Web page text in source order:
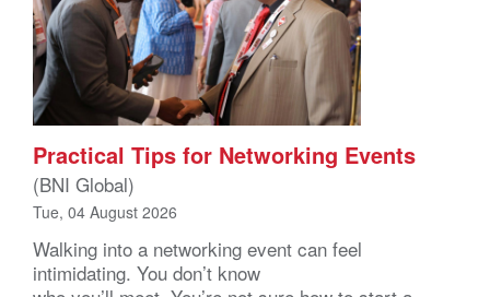
Practical Tips for Networking Events
(BNI Global)
Tue, 04 August 2026
Walking into a networking event can feel
intimidating. You don’t know